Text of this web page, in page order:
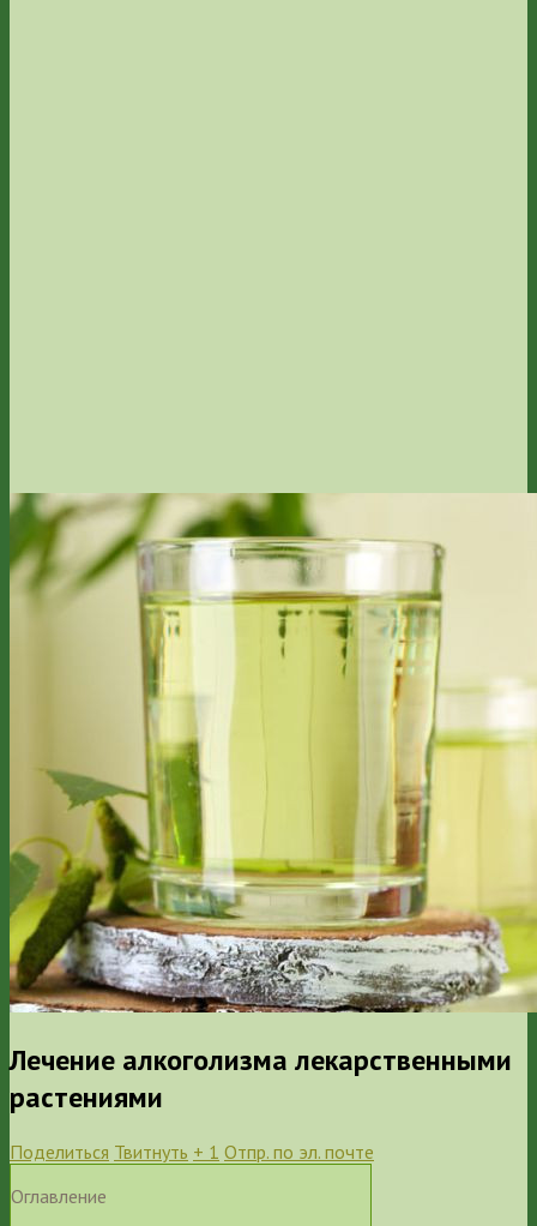
Лечение алкоголизма лекарственными
растениями
Поделиться Твитнуть + 1 Отпр. по эл. почте
Оглавление